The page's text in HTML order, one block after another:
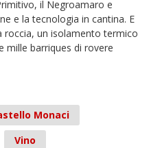
il Negroamaro e
e la tecnologia in cantina. E
roccia, un isolamento termico
mille barriques di rovere
Monaci
Vino